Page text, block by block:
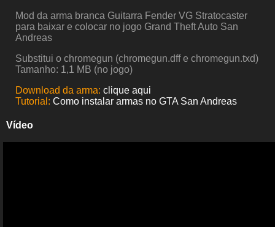
Mod da arma branca Guitarra Fender VG Stratocaster
para baixar e colocar no jogo Grand Theft Auto San
Andreas
Substitui o chromegun (chromegun.dff e chromegun.txd)
Tamanho: 1,1 MB (no jogo)
Download da arma: clique aqui
Tutorial: Como instalar armas no GTA San Andreas
Vídeo